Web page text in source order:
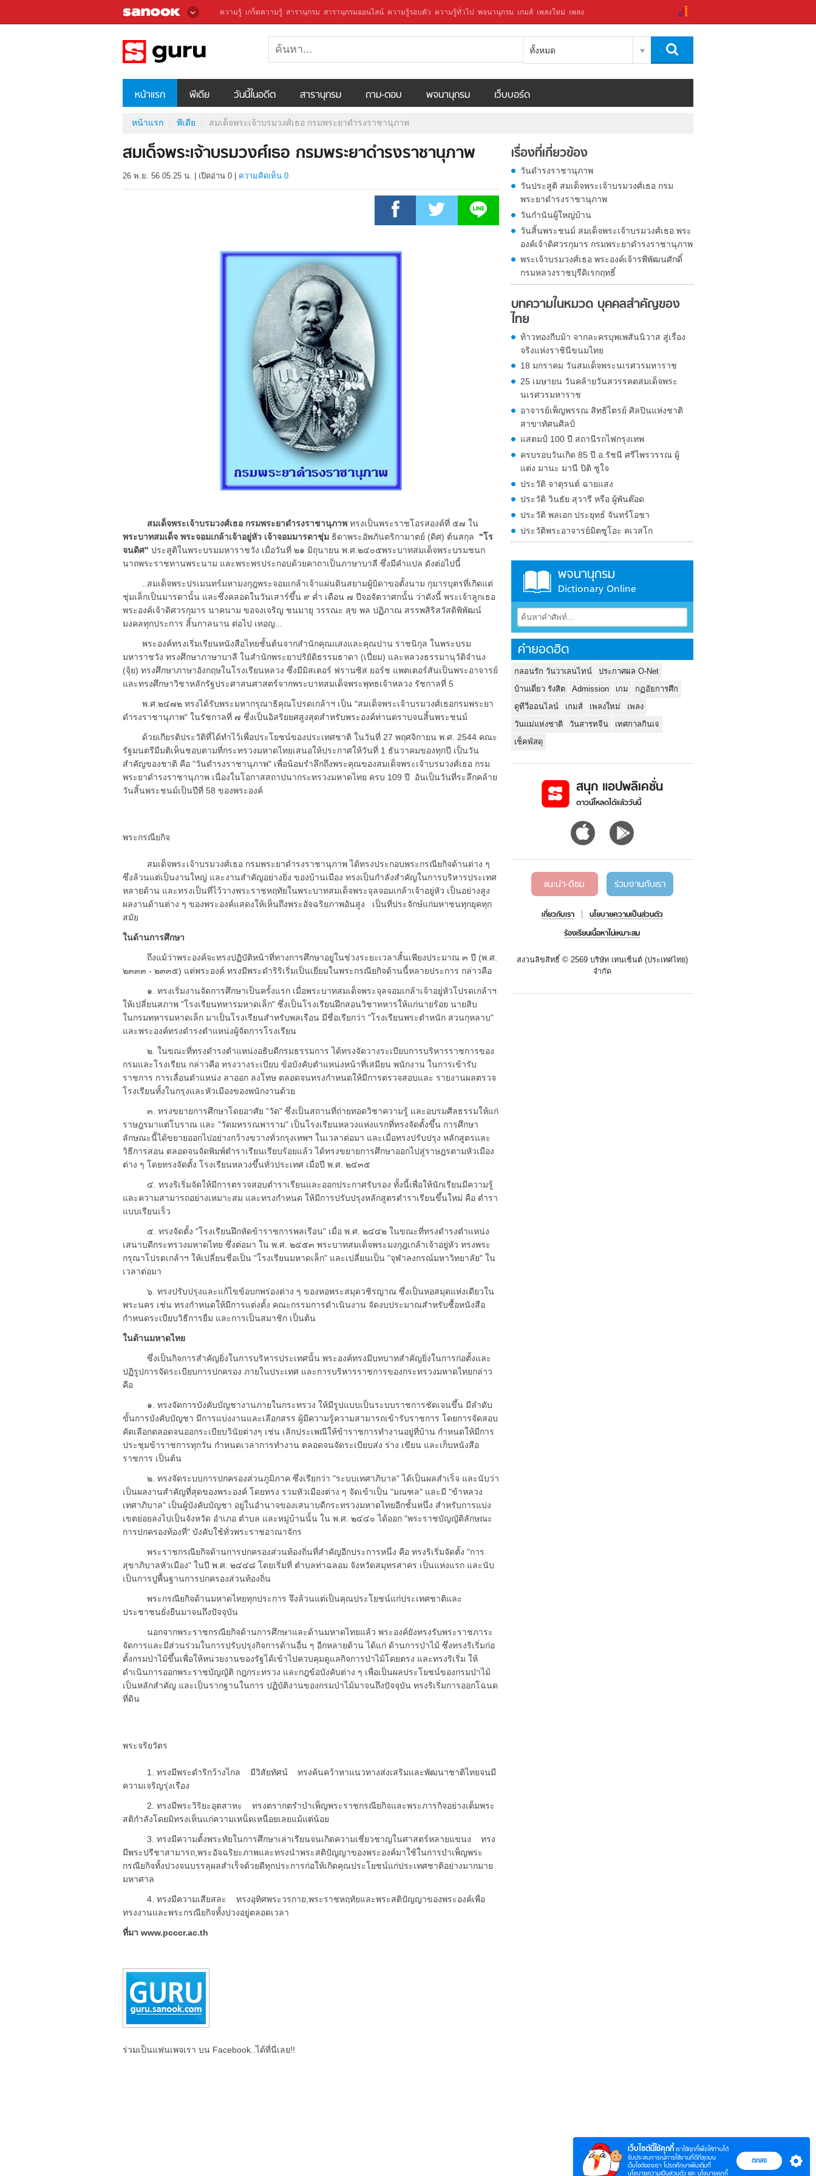
เว็บไซต์นี้ใช้คุกกี้ เราใช้คุกกี้เพื่อให้ท่านได้
รับประสบการณ์การใช้งานที่ดีที่สุดบน
เว็บไซต์ของเรา โปรดศึกษาเพิ่มเติมที่
นโยบายความเป็นส่วนตัว และ นโยบายคุกกี้
ตกลง
ความรู้ เกร็ดความรู้ สารานุกรม สารานุกรมออนไลน์ ความรู้รอบตัว ความรู้ทั่วไป พจนานุกรม เกมส์ เพลงใหม่ เพลง
ทั้งหมด
หน้าแรก พีเดีย วันนี้ในอดีต สารานุกรม ถาม-ตอบ พจนานุกรม เว็บบอร์ด
หน้าแรก พีเดีย สมเด็จพระเจ้าบรมวงศ์เธอ กรมพระยาดำรงราชานุภาพ
สมเด็จพระเจ้าบรมวงศ์เธอ กรมพระยาดำรงราชานุภาพ
26 พ.ย. 56 05.25 น. เปิดอ่าน 0 ความคิดเห็น 0
สมเด็จพระเจ้าบรมวงศ์เธอ กรมพระยาดำรงราชานุภาพ ทรงเป็นพระราชโอรสองค์ที่ ๕๗ ใน
พระบาทสมเด็จ พระจอมเกล้าเจ้าอยู่หัว เจ้าจอมมารดาชุ่ม ธิดาพระอัพภันตริกามาตย์ (ดิศ) ต้นสกุล "โร
จนดิศ" ประสูติในพระบรมมหาราชวัง เมื่อวันที่ ๒๑ มิถุนายน พ.ศ.๒๔๐๕พระบาทสมเด็จพระบรมชนก
นาถพระราชทานพระนาม และพระพรประกอบด้วยคาถาเป็นภาษาบาลี ซึ่งมีคำแปล ดังต่อไปนี้
..สมเด็จพระปรเมนทร์มหามงกุฎพระจอมเกล้าเจ้าแผ่นดินสยามผู้บิดาขอตั้งนาม กุมารบุตรที่เกิดแต่
ชุ่มเล็กเป็นมารดานั้น และซึ่งคลอดในวันเสาร์ขึ้น ๙ ค่ำ เดือน ๗ ปีจอจัตวาศกนั้น ว่าดังนี้ พระเจ้าลูกเธอ
พระองค์เจ้าดิศวรกุมาร นาคนาม ขอจงเจริญ ชนมายุ วรรณะ สุข พล ปฏิภาณ สรรพสิริสวัสดิพิพัฒน์
มงคลทุกประการ สิ้นกาลนาน ต่อไป เทอญ...
พระองค์ทรงเริ่มเรียนหนังสือไทยชั้นต้นจากสำนักคุณแสงและคุณปาน ราชนิกุล ในพระบรม
มหาราชวัง ทรงศึกษาภาษาบาลี ในสำนักพระยาปริยัติธรรมธาดา (เปี่ยม) และหลวงธรรมานุวัติจำนง
(จุ้ย) ทรงศึกษาภาษาอังกฤษในโรงเรียนหลวง ซึ่งมีมิสเตอร์ ฟรานซิส ยอร์ช แพตเตอร์สันเป็นพระอาจารย์
และทรงศึกษาวิชาหลักรัฐประศาสนศาสตร์จากพระบาทสมเด็จพระพุทธเจ้าหลวง รัชกาลที่ 5
พ.ศ.๒๔๗๒ ทรงได้รับพระมหากรุณาธิคุณโปรดเกล้าฯ เป็น "สมเด็จพระเจ้าบรมวงศ์เธอกรมพระยา
ดำรงราชานุภาพ" ในรัชกาลที่ ๗ ซึ่งเป็นอิสริยยศสูงสุดสำหรับพระองค์ท่านตราบจนสิ้นพระชนม์
ด้วยเกียรติประวัติที่ได้ทำไว้เพื่อประโยชน์ของประเทศชาติ ในวันที่ 27 พฤศจิกายน พ.ศ. 2544 คณะ
รัฐมนตรีมีมติเห็นชอบตามที่กระทรวงมหาดไทยเสนอให้ประกาศให้วันที่ 1 ธันวาคมของทุกปี เป็นวัน
สำคัญของชาติ คือ "วันดำรงราชานุภาพ" เพื่อน้อมรำลึกถึงพระคุณของสมเด็จพระเจ้าบรมวงศ์เธอ กรม
พระยาดำรงราชานุภาพ เนื่องในโอกาสสถาปนากระทรวงมหาดไทย ครบ 109 ปี อันเป็นวันที่ระลึกคล้าย
วันสิ้นพระชนม์เป็นปีที่ 58 ของพระองค์
พระกรณียกิจ
สมเด็จพระเจ้าบรมวงศ์เธอ กรมพระยาดำรงราชานุภาพ ได้ทรงประกอบพระกรณียกิจด้านต่าง ๆ
ซึ่งล้วนแต่เป็นงานใหญ่ และงานสำคัญอย่างยิ่ง ของบ้านเมือง ทรงเป็นกำลังสำคัญในการบริหารประเทศ
หลายด้าน และทรงเป็นที่ไว้วางพระราชหฤทัยในพระบาทสมเด็จพระจุลจอมเกล้าเจ้าอยู่หัว เป็นอย่างสูง
ผลงานด้านต่าง ๆ ของพระองค์แสดงให้เห็นถึงพระอัจฉริยภาพอันสูง เป็นที่ประจักษ์แก่มหาชนทุกยุคทุก
สมัย
ในด้านการศึกษา
ถึงแม้ว่าพระองค์จะทรงปฏิบัติหน้าที่ทางการศึกษาอยู่ในช่วงระยะเวลาสั้นเพียงประมาณ ๓ ปี (พ.ศ.
๒๓๓๓ - ๒๓๓๕) แต่พระองค์ ทรงมีพระดำริริเริ่มเป็นเยี่ยมในพระกรณียกิจด้านนี้หลายประการ กล่าวคือ
๑. ทรงเริ่มงานจัดการศึกษาเป็นครั้งแรก เมื่อพระบาทสมเด็จพระจุลจอมเกล้าเจ้าอยู่หัวโปรดเกล้าฯ
ให้เปลี่ยนสภาพ "โรงเรียนทหารมหาดเล็ก" ซึ่งเป็นโรงเรียนฝึกสอนวิชาทหารให้แก่นายร้อย นายสิบ
ในกรมทหารมหาดเล็ก มาเป็นโรงเรียนสำหรับพลเรือน มีชื่อเรียกว่า "โรงเรียนพระตำหนัก สวนกุหลาบ"
และพระองค์ทรงดำรงตำแหน่งผู้จัดการโรงเรียน
๒. ในขณะที่ทรงดำรงตำแหน่งอธิบดีกรมธรรมการ ได้ทรงจัดวางระเบียบการบริหารราชการของ
กรมและโรงเรียน กล่าวคือ ทรงวางระเบียบ ข้อบังคับตำแหน่งหน้าที่เสมียน พนักงาน ในการเข้ารับ
ราชการ การเลื่อนตำแหน่ง ลาออก ลงโทษ ตลอดจนทรงกำหนดให้มีการตรวจสอบและ รายงานผลตรวจ
โรงเรียนทั้งในกรุงและหัวเมืองของพนักงานด้วย
๓. ทรงขยายการศึกษาโดยอาศัย "วัด" ซึ่งเป็นสถานที่ถ่ายทอดวิชาความรู้ และอบรมศีลธรรมให้แก่
ราษฎรมาแต่โบราณ และ "วัดมหรรณพาราม" เป็นโรงเรียนหลวงแห่งแรกที่ทรงจัดตั้งขึ้น การศึกษา
ลักษณะนี้ได้ขยายออกไปอย่างกว้างขวางทั่วกรุงเทพฯ ในเวลาต่อมา และเมื่อทรงปรับปรุง หลักสูตรและ
วิธีการสอน ตลอดจนจัดพิมพ์ตำราเรียนเรียบร้อยแล้ว ได้ทรงขยายการศึกษาออกไปสู่ราษฎรตามหัวเมือง
ต่าง ๆ โดยทรงจัดตั้ง โรงเรียนหลวงขึ้นทั่วประเทศ เมื่อปี พ.ศ. ๒๔๓๕
๔. ทรงริเริ่มจัดให้มีการตรวจสอบตำราเรียนและออกประกาศรับรอง ทั้งนี้เพื่อให้นักเรียนมีความรู้
และความสามารถอย่างเหมาะสม และทรงกำหนด ให้มีการปรับปรุงหลักสูตรตำราเรียนขึ้นใหม่ คือ ตำรา
แบบเรียนเร็ว
๕. ทรงจัดตั้ง "โรงเรียนฝึกหัดข้าราชการพลเรือน" เมื่อ พ.ศ. ๒๔๔๒ ในขณะที่ทรงดำรงตำแหน่ง
เสนาบดีกระทรวงมหาดไทย ซึ่งต่อมา ใน พ.ศ. ๒๔๕๓ พระบาทสมเด็จพระมงกุฎเกล้าเจ้าอยู่หัว ทรงพระ
กรุณาโปรดเกล้าฯ ให้เปลี่ยนชื่อเป็น "โรงเรียนมหาดเล็ก" และเปลี่ยนเป็น "จุฬาลงกรณ์มหาวิทยาลัย" ใน
เวลาต่อมา
๖. ทรงปรับปรุงและแก้ไขข้อบกพร่องต่าง ๆ ของหอพระสมุดวชิรญาณ ซึ่งเป็นหอสมุดแห่งเดียวใน
พระนคร เช่น ทรงกำหนดให้มีการแต่งตั้ง คณะกรรมการดำเนินงาน จัดงบประมาณสำหรับซื้อหนังสือ
กำหนดระเบียบวิธีการยืม และการเป็นสมาชิก เป็นต้น
ในด้านมหาดไทย
ซึ่งเป็นกิจการสำคัญยิ่งในการบริหารประเทศนั้น พระองค์ทรงมีบทบาทสำคัญยิ่งในการก่อตั้งและ
ปฏิรูปการจัดระเบียบการปกครอง ภายในประเทศ และการบริหารราชการของกระทรวงมหาดไทยกล่าว
คือ
๑. ทรงจัดการบังคับบัญชางานภายในกระทรวง ให้มีรูปแบบเป็นระบบราชการชัดเจนขึ้น มีลำดับ
ขั้นการบังคับบัญชา มีการแบ่งงานและเลือกสรร ผู้มีความรู้ความสามารถเข้ารับราชการ โดยการจัดสอบ
คัดเลือกตลอดจนออกระเบียบวินัยต่างๆ เช่น เลิกประเพณีให้ข้าราชการทำงานอยู่ที่บ้าน กำหนดให้มีการ
ประชุมข้าราชการทุกวัน กำหนดเวลาการทำงาน ตลอดจนจัดระเบียบส่ง ร่าง เขียน และเก็บหนังสือ
ราชการ เป็นต้น
๒. ทรงจัดระบบการปกครองส่วนภูมิภาค ซึ่งเรียกว่า "ระบบเทศาภิบาล" ได้เป็นผลสำเร็จ และนับว่า
เป็นผลงานสำคัญที่สุดของพระองค์ โดยทรง รวมหัวเมืองต่าง ๆ จัดเข้าเป็น "มณฑล" และมี "ข้าหลวง
เทศาภิบาล" เป็นผู้บังคับบัญชา อยู่ในอำนาจของเสนาบดีกระทรวงมหาดไทยอีกชั้นหนึ่ง สำหรับการแบ่ง
เขตย่อยลงไปเป็นจังหวัด อำเภอ ตำบล และหมู่บ้านนั้น ใน พ.ศ. ๒๔๔๐ ได้ออก "พระราชบัญญัติลักษณะ
การปกครองท้องที่" บังคับใช้ทั่วพระราชอาณาจักร
พระราชกรณียกิจด้านการปกครองส่วนท้องถิ่นที่สำคัญอีกประการหนึ่ง คือ ทรงริเริ่มจัดตั้ง "การ
สุขาภิบาลหัวเมือง" ในปี พ.ศ. ๒๔๔๘ โดยเริ่มที่ ตำบลท่าฉลอม จังหวัดสมุทรสาคร เป็นแห่งแรก และนับ
เป็นการปูพื้นฐานการปกครองส่วนท้องถิ่น
พระกรณียกิจด้านมหาดไทยทุกประการ จึงล้วนแต่เป็นคุณประโยชน์แก่ประเทศชาติและ
ประชาชนยั่งยืนมาจนถึงปัจจุบัน
นอกจากพระราชกรณียกิจด้านการศึกษาและด้านมหาดไทยแล้ว พระองค์ยังทรงรับพระราชภาระ
จัดการและมีส่วนร่วมในการปรับปรุงกิจการด้านอื่น ๆ อีกหลายด้าน ได้แก่ ด้านการป่าไม้ ซึ่งทรงริเริ่มก่อ
ตั้งกรมป่าไม้ขึ้นเพื่อให้หน่วยงานของรัฐได้เข้าไปควบคุมดูแลกิจการป่าไม้โดยตรง และทรงริเริ่ม ให้
ดำเนินการออกพระราชบัญญัติ กฎกระทรวง และกฎข้อบังคับต่าง ๆ เพื่อเป็นผลประโยชน์ของกรมป่าไม้
เป็นหลักสำคัญ และเป็นรากฐานในการ ปฏิบัติงานของกรมป่าไม้มาจนถึงปัจจุบัน ทรงริเริ่มการออกโฉนด
ที่ดิน
พระจริยวัตร
1. ทรงมีพระดำริกว้างไกล มีวิสัยทัศน์ ทรงค้นคว้าหาแนวทางส่งเสริมและพัฒนาชาติไทยจนมี
ความเจริญรุ่งเรือง
2. ทรงมีพระวิริยะอุตสาหะ ทรงตรากตรำบำเพ็ญพระราชกรณียกิจและพระภารกิจอย่างเต็มพระ
สติกำลังโดยมิทรงเห็นแก่ความเหน็ดเหนื่อยเลยแม้แต่น้อย
3. ทรงมีความตั้งพระทัยในการศึกษาเล่าเรียนจนเกิดความเชี่ยวชาญในศาสตร์หลายแขนง ทรง
มีพระปรีชาสามารถ,พระอัจฉริยะภาพและทรงนำพระสติปัญญาของพระองค์มาใช้ในการบำเพ็ญพระ
กรณียกิจทั้งปวงจนบรรลุผลสำเร็จด้วยดีทุกประการก่อให้เกิดคุณประโยชน์แก่ประเทศชาติอย่างมากมาย
มหาศาล
4. ทรงมีความเสียสละ ทรงอุทิศพระวรกาย,พระราชหฤทัยและพระสติปัญญาของพระองค์เพื่อ
ทรงงานและพระกรณียกิจทั้งปวงอยู่ตลอดเวลา
ที่มา www.pcccr.ac.th
ร่วมเป็นแฟนเพจเรา บน Facebook..ได้ที่นี่เลย!!
เรื่องที่เกี่ยวข้อง
วันดำรงราชานุภาพ
วันประสูติ สมเด็จพระเจ้าบรมวงศ์เธอ กรม
พระยาดำรงราชานุภาพ
วันกำนันผู้ใหญ่บ้าน
วันสิ้นพระชนม์ สมเด็จพระเจ้าบรมวงศ์เธอ พระ
องค์เจ้าดิศวรกุมาร กรมพระยาดำรงราชานุภาพ
พระเจ้าบรมวงศ์เธอ พระองค์เจ้ารพีพัฒนศักดิ์
กรมหลวงราชบุรีดิเรกฤทธิ์
บทความในหมวด บุคคลสำคัญของ
ไทย
ท้าวทองกีบม้า จากละครบุพเพสันนิวาส สู่เรื่อง
จริงแห่งราชินีขนมไทย
18 มกราคม วันสมเด็จพระนเรศวรมหาราช
25 เมษายน วันคล้ายวันสวรรคตสมเด็จพระ
นเรศวรมหาราช
อาจารย์เพ็ญพรรณ สิทธิไตรย์ ศิลปินแห่งชาติ
สาขาทัศนศิลป์
แสตมป์ 100 ปี สถานีรถไฟกรุงเทพ
ครบรอบวันเกิด 85 ปี อ.รัชนี ศรีไพรวรรณ ผู้
แต่ง มานะ มานี ปิติ ชูใจ
ประวัติ จาตุรนต์ ฉายแสง
ประวัติ วินธัย สุวารี หรือ ผู้พันต๊อด
ประวัติ พลเอก ประยุทธ์ จันทร์โอชา
ประวัติพระอาจารย์มิตซูโอะ คเวสโก
พจนานุกรม
Dictionary Online
คำยอดฮิต
กลอนรัก วันวาเลนไทน์
ประกาศผล O-Net
บ้านเดี่ยว รังสิต
Admission เกม
กฏอัยการศึก
ดูทีวีออนไลน์
เกมส์ เพลงใหม่
เพลง
วันแม่แห่งชาติ
วันสารทจีน
เทศกาลกินเจ
เช็คพัสดุ
สนุก แอปพลิเคชั่น
ดาวน์โหลดได้แล้ววันนี้
แนะนำ-ติชม ร่วมงานกับเรา
เกี่ยวกับเรา
นโยบายความเป็นส่วนตัว
ร้องเรียนเนื้อหาไม่เหมาะสม
สงวนลิขสิทธิ์ © 2569 บริษัท เทนเซ็นต์ (ประเทศไทย)
จำกัด